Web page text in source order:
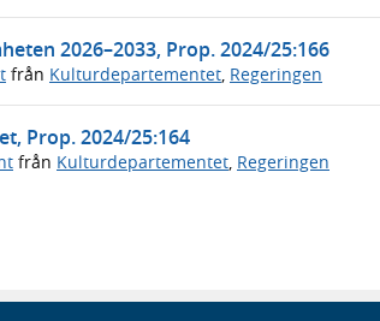
2026–2033, Prop. 2024/25:166
från Kulturdepartementet, Regeringen
Prop. 2024/25:164
från Kulturdepartementet, Regeringen